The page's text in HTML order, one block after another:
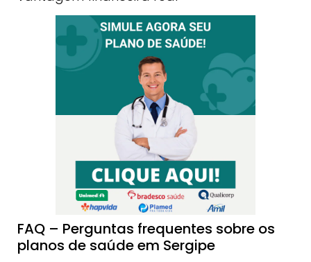
FAQ – Perguntas frequentes sobre os
planos de saúde em Sergipe